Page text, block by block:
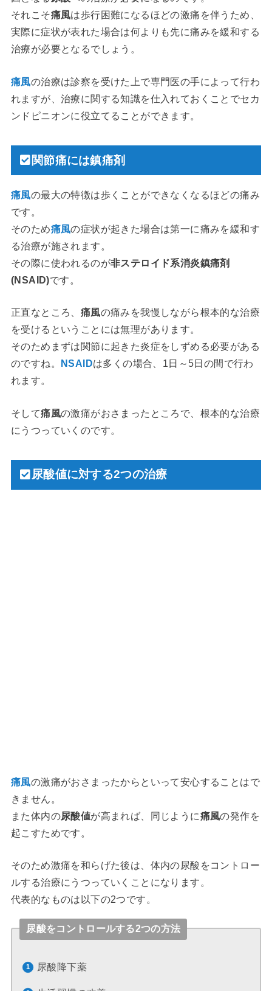
それこそ痛風は歩行困難になるほどの激痛を伴うため、
実際に症状が表れた場合は何よりも先に痛みを緩和する
治療が必要となるでしょう。
痛風の治療は診察を受けた上で専門医の手によって行わ
れますが、治療に関する知識を仕入れておくことでセカ
ンドピニオンに役立てることができます。
関節痛には鎮痛剤
痛風の最大の特徴は歩くことができなくなるほどの痛み
です。
そのため痛風の症状が起きた場合は第一に痛みを緩和す
る治療が施されます。
その際に使われるのが非ステロイド系消炎鎮痛剤
(NSAID)です。
正直なところ、 痛風の痛みを我慢しながら根本的な治療
を受けるということには無理があります。
そのためまずは関節に起きた炎症をしずめる必要がある
のですね。
NSAIDは多くの場合、1日～5日の間で行わ
れます。
そして痛風の激痛がおさまったところで、根本的な治療
にうつっていくのです。
尿酸値に対する2つの治療
痛風の激痛がおさまったからといって安心することはで
きません。
また体内の尿酸値が高まれば、同じように痛風の発作を
起こすためです。
そのため激痛を和らげた後は、体内の尿酸をコントロー
ルする治療にうつっていくことになります。
代表的なものは以下の2つです。
尿酸をコントロールする2つの方法
尿酸降下薬